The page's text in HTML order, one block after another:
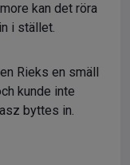
kan det röra
i stället.
Rieks en smäll
kunde inte
byttes in.